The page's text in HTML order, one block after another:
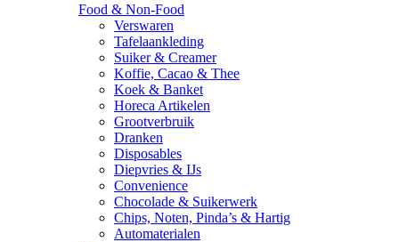
Food & Non-Food
Verswaren
Tafelaankleding
Suiker & Creamer
Koffie, Cacao & Thee
Koek & Banket
Horeca Artikelen
Grootverbruik
Dranken
Disposables
Diepvries & IJs
Convenience
Chocolade & Suikerwerk
Chips, Noten, Pinda’s & Hartig
Automaterialen